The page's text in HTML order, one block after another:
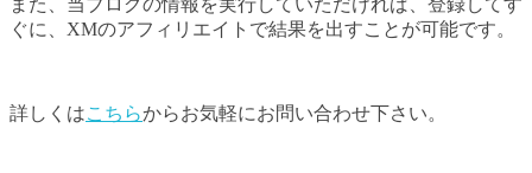
ぐに、XMのアフィリエイトで結果を出すことが可能です。
詳しくはこちらからお気軽にお問い合わせ下さい。